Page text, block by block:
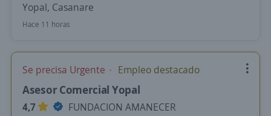
Yopal, Casanare
Hace 11 horas
Se precisa Urgente Empleo destacado
Asesor Comercial Yopal
4,7
FUNDACION AMANECER